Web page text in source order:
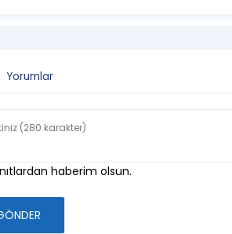
Yorumlar
haberim olsun.